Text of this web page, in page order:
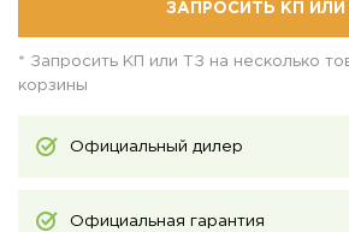
ЗАПРОСИТЬ КП ИЛИ
* Запросить КП или ТЗ на несколько
корзины
Официальный дилер
Официальная гарантия